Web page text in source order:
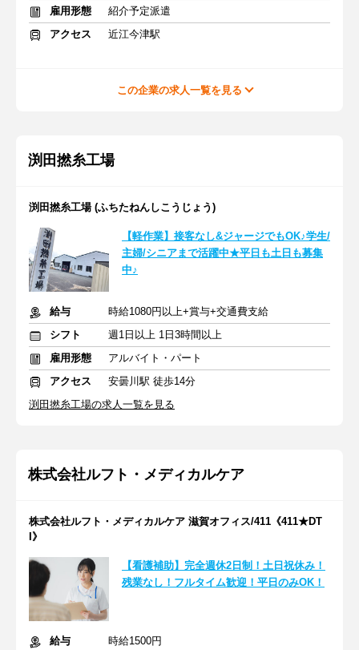
雇用形態
紹介予定派遣
アクセス
近江今津駅
この企業の求人一覧を見る
渕田撚糸工場
渕田撚糸工場 (ふちたねんしこうじょう)
【軽作業】接客なし&ジャージでもOK♪学生/
主婦/シニアまで活躍中★平日も土日も募集
中♪
給与
時給1080円以上+賞与+交通費支給
シフト
週1日以上 1日3時間以上
雇用形態
アルバイト・パート
アクセス
安曇川駅 徒歩14分
渕田撚糸工場の求人一覧を見る
株式会社ルフト・メディカルケア
株式会社ルフト・メディカルケア 滋賀オフィス/411《411★DT
I》
【看護補助】完全週休2日制！土日祝休み！
残業なし！フルタイム歓迎！平日のみOK！
給与 時給1500円